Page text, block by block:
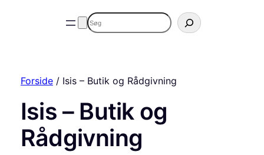
Søg
Forside/ Isis – Butik og Rådgivning
Isis – Butik og
Rådgivning